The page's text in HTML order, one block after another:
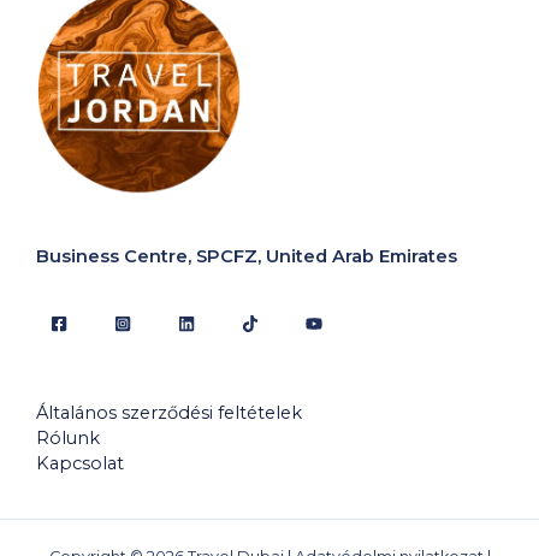
Business Centre, SPCFZ, United Arab Emirates
Általános szerződési feltételek
Rólunk
Kapcsolat